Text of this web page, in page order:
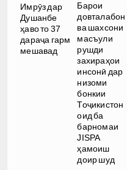
Имрӯз дар
Душанбе
ҳаво то 37
дараҷа гарм
мешавад
Барои
довталабон
ва шахсони
масъули
рушди
захираҳои
инсонӣ дар
низоми
бонкии
Тоҷикистон
оид ба
барномаи
JISPA
ҳамоиш
доир шуд